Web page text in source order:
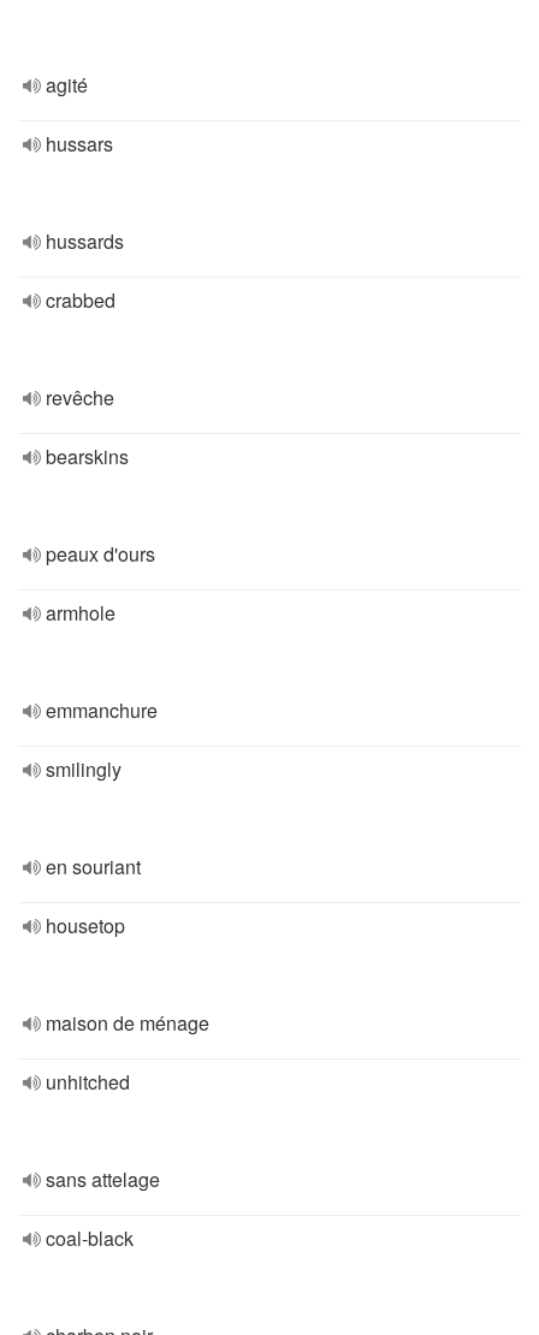
agité
hussars
hussards
crabbed
revêche
bearskins
peaux d'ours
armhole
emmanchure
smilingly
en souriant
housetop
maison de ménage
unhitched
sans attelage
coal-black